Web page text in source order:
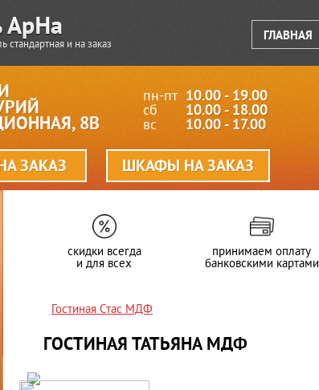
стандартная и на заказ
ГЛАВНАЯ
8В
пн-пт 10.00 - 19.00
сб 10.00 - 18.00
вс 10.00 - 17.00
ЗАКАЗ ШКАФЫ НА ЗАКАЗ
скидки всегда
и для всех
принимаем оплату
банковскими картами
Гостиная Стас МДФ
ГОСТИНАЯ ТАТЬЯНА МДФ